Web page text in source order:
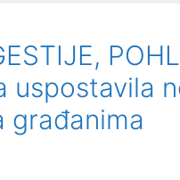
uspostavila
građanima